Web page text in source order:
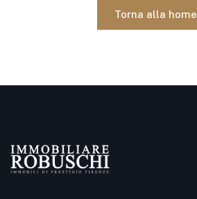
Torna alla home